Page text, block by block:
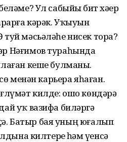
Ул сабыйҙы бит хәҙер
кәрәк. Уҡыуын
мәсьәләһе нисек тора?
Нәғимов тураһында
кеше булманы.
менән карьера яһаған.
килде: ошо көндәрҙә
уҡ вазифа биләргә
Батыр бая уның юғалып
килтерҙе һәм үҙенсә